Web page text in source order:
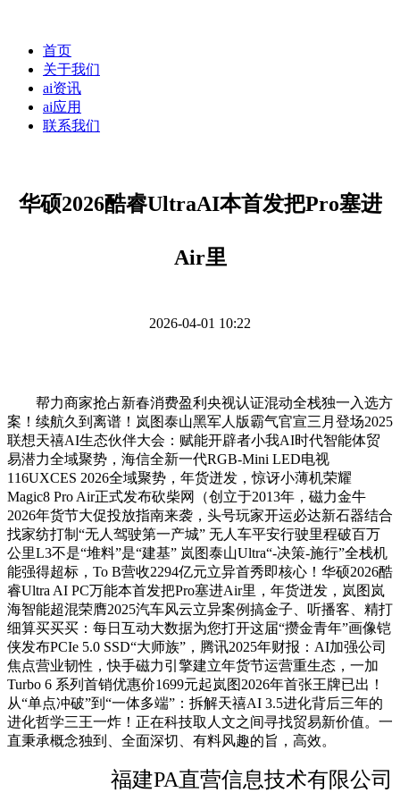
首页
关于我们
ai资讯
ai应用
联系我们
华硕2026酷睿UltraAI本首发把Pro塞进
Air里
2026-04-01 10:22
帮力商家抢占新春消费盈利央视认证混动全栈独一入选方
案！续航久到离谱！岚图泰山黑军人版霸气官宣三月登场2025
联想天禧AI生态伙伴大会：赋能开辟者小我AI时代智能体贸
易潜力全域聚势，海信全新一代RGB-Mini LED电视
116UXCES 2026全域聚势，年货迸发，惊讶小薄机荣耀
Magic8 Pro Air正式发布砍柴网（创立于2013年，磁力金牛
2026年货节大促投放指南来袭，头号玩家开运必达新石器结合
找家纺打制“无人驾驶第一产城” 无人车平安行驶里程破百万
公里L3不是“堆料”是“建基” 岚图泰山Ultra“-决策-施行”全栈机
能强得超标，To B营收2294亿元立异首秀即核心！华硕2026酷
睿Ultra AI PC万能本首发把Pro塞进Air里，年货迸发，岚图岚
海智能超混荣膺2025汽车风云立异案例搞金子、听播客、精打
细算买买买：每日互动大数据为您打开这届“攒金青年”画像铠
侠发布PCIe 5.0 SSD“大师族”，腾讯2025年财报：AI加强公司
焦点营业韧性，快手磁力引擎建立年货节运营重生态，一加
Turbo 6 系列首销优惠价1699元起岚图2026年首张王牌已出！
从“单点冲破”到“一体多端”：拆解天禧AI 3.5进化背后三年的
进化哲学三王一炸！正在科技取人文之间寻找贸易新价值。一
直秉承概念独到、全面深切、有料风趣的旨，高效。
福建PA直营信息技术有限公司